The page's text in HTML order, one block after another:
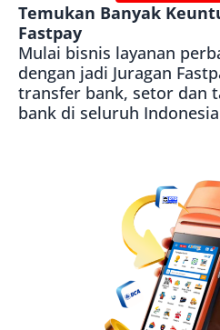
Temukan Banyak
Fastpay
Mulai bisnis layanan
dengan jadi Juragan
transfer bank, setor dan
bank di seluruh Indonesia